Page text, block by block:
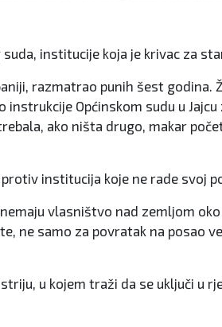
institucije koja je krivac za
razmatrao punih šest godina.
Općinskom sudu u
ako ništa drugo, makar
institucija koje ne rade svoj
vlasništvo nad zemljom
ne samo za povratak na posao
u kojem traži da se uključi u